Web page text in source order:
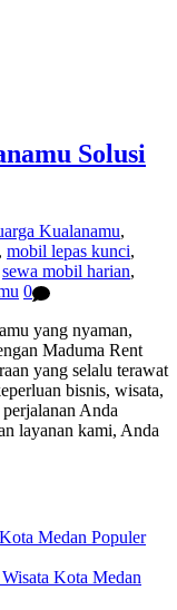
Solusi
Kualanamu,
, mobil lepas kunci,
sewa mobil harian,
0
yang nyaman,
Maduma Rent
yang selalu terawat
bisnis, wisata,
Anda
layanan kami, Anda
Medan Populer
Kota Medan